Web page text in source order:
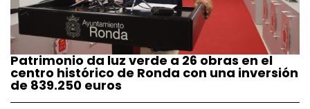
Patrimonio da luz verde a 26 obras en el
centro histórico de Ronda con una inversión
de 839.250 euros